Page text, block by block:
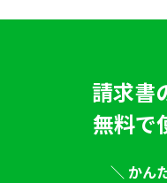
請求書
無料で
＼ かん